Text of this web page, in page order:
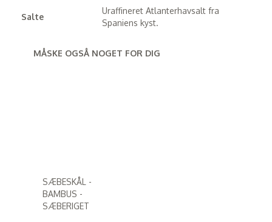
Salte
Uraffineret Atlanterhavsalt fra
Spaniens kyst.
MÅSKE OGSÅ NOGET FOR DIG
SÆBESKÅL -
BAMBUS -
SÆBERIGET